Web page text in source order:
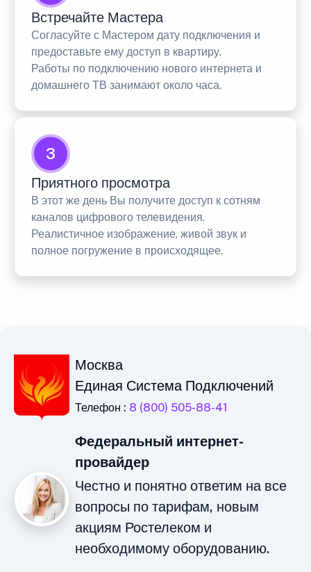
Встречайте Мастера
Согласуйте с Мастером дату подключения и
предоставьте ему доступ в квартиру.
Работы по подключению нового интернета и
домашнего ТВ занимают около часа.
3
Приятного просмотра
В этот же день Вы получите доступ к сотням
каналов цифрового телевидения.
Реалистичное изображение, живой звук и
полное погружение в происходящее.
Москва
Единая Система Подключений
Телефон : 8 (800) 505-88-41
Федеральный интернет-
провайдер
Честно и понятно ответим на все
вопросы по тарифам, новым
акциям Ростелеком и
необходимому оборудованию.